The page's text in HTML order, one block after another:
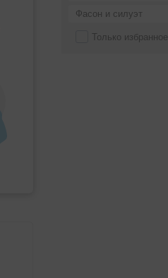
Фасон и силуэт
Только избранное